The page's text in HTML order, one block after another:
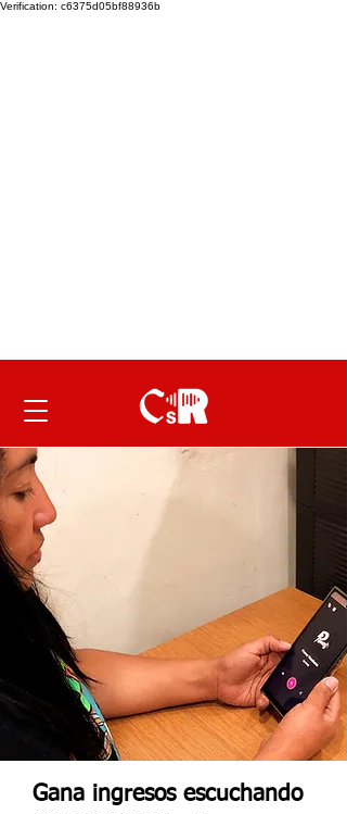
Verification: c6375d05bf88936b
Gana ingresos escuchando